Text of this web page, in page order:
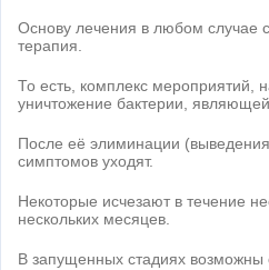
Основу лечения в любом случае
терапия.
То есть, комплекс мероприятий,
уничтожение бактерии,
После её элиминации
симптомов уходят.
Некоторые исчезают в течение
нескольких месяцев.
В запущенных стадиях возможны